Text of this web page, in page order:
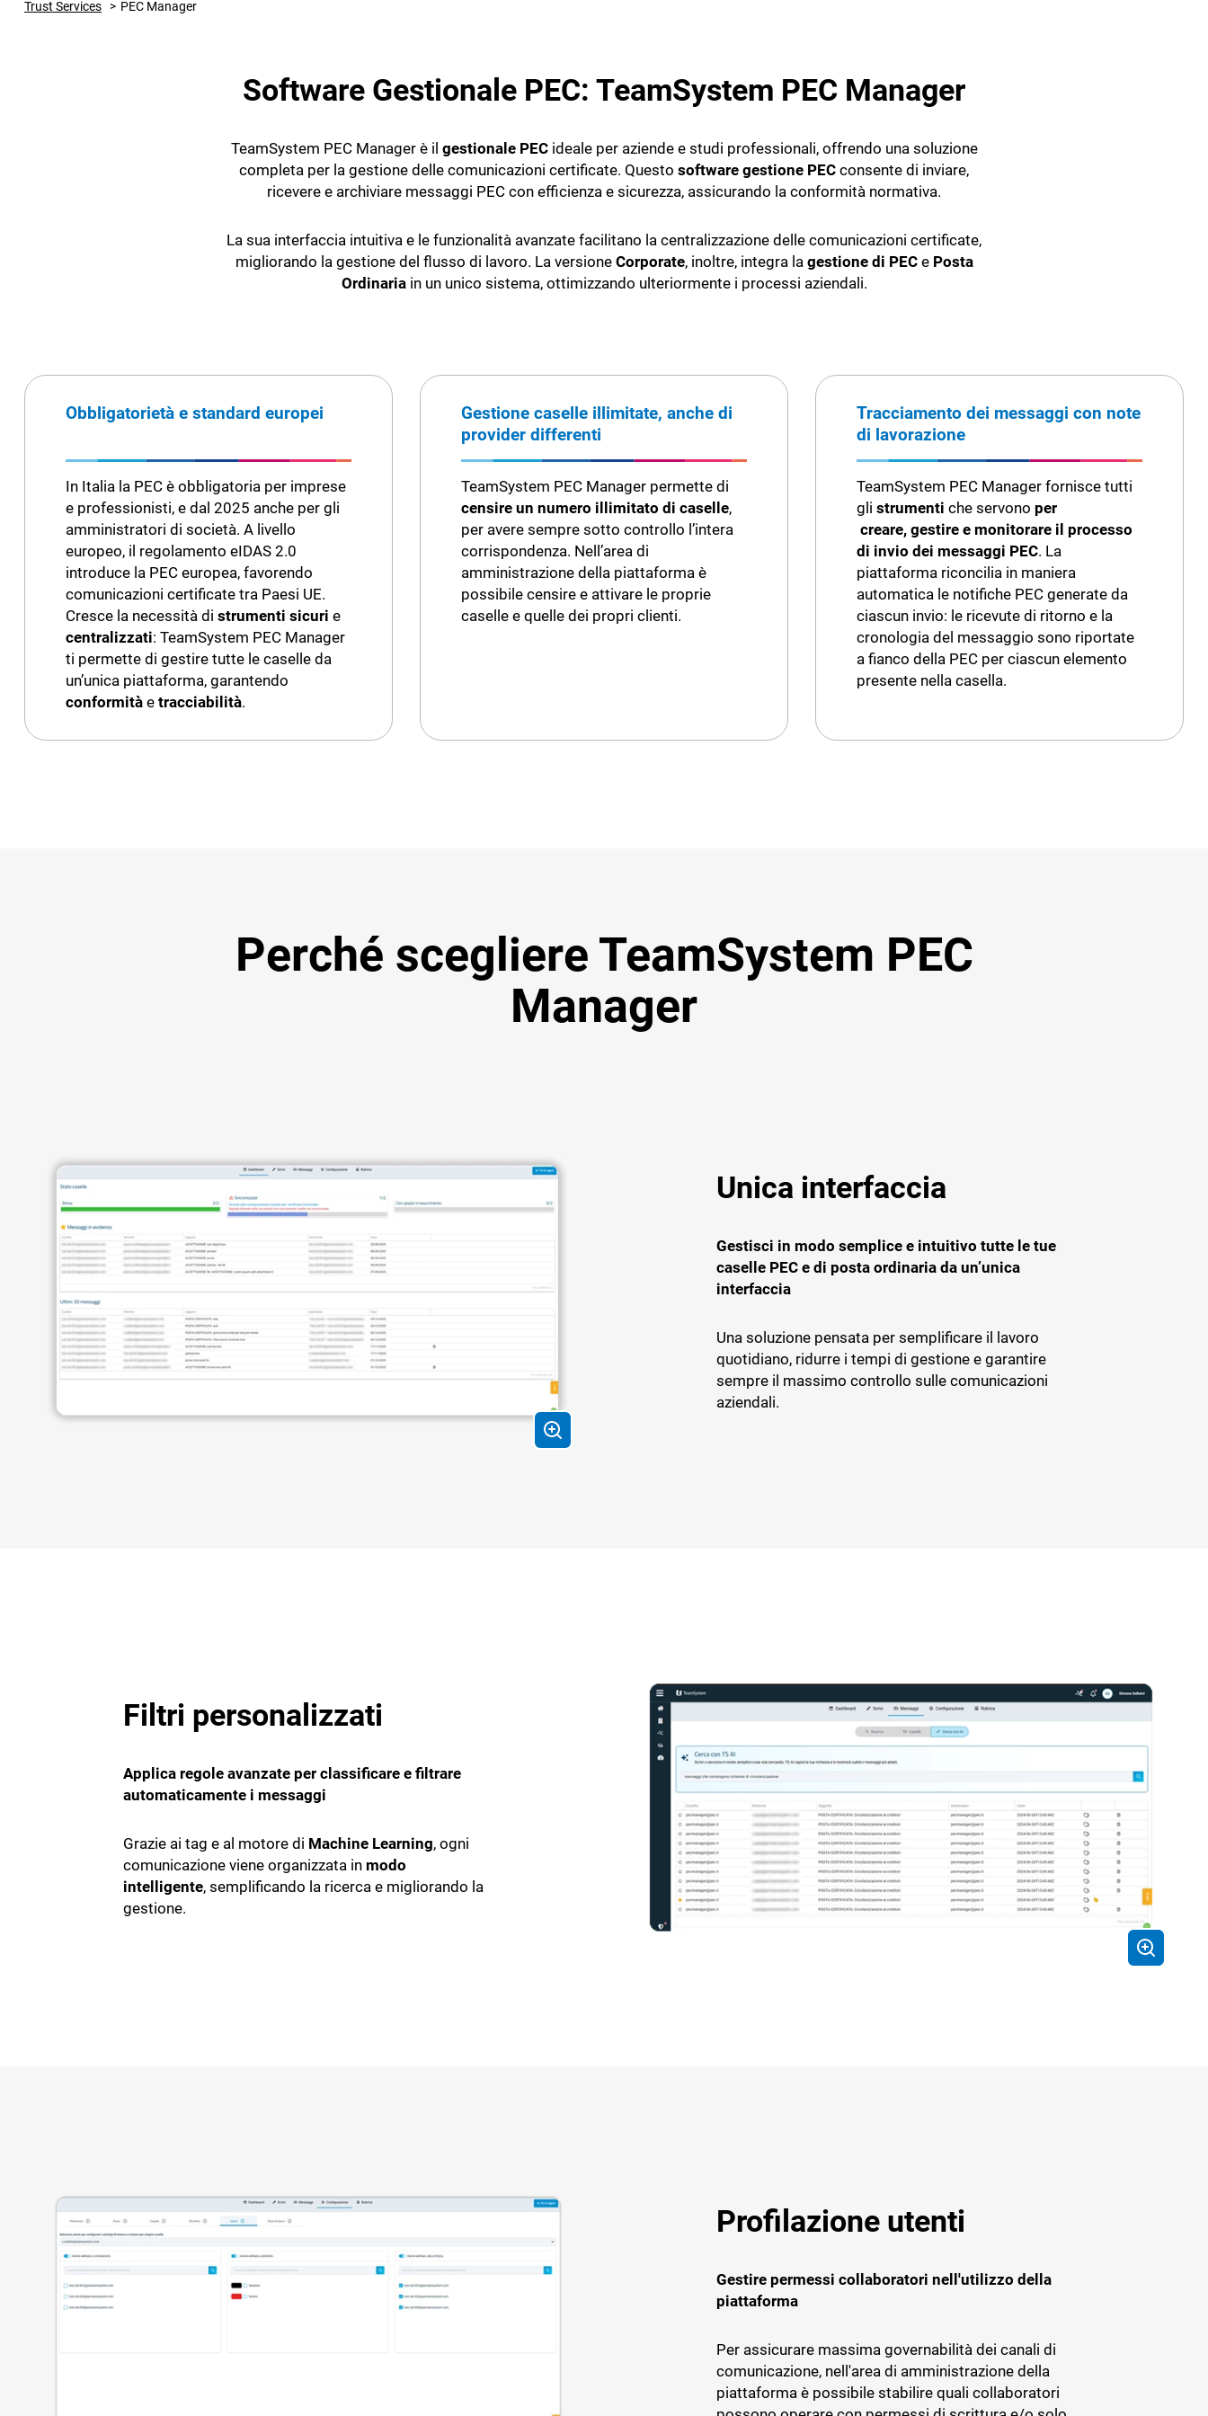
Trust Services PEC Manager
Software Gestionale PEC: TeamSystem PEC Manager
TeamSystem PEC Manager è il gestionale PECideale per aziende e studi professionali, offrendo una soluzione
completa per la gestione delle comunicazioni certificate. Questo software gestione PEC consente di inviare,
ricevere e archiviare messaggi PEC con efficienza e sicurezza, assicurando la conformità normativa.
La sua interfaccia intuitiva e le funzionalità avanzate facilitano la centralizzazione delle comunicazioni certificate,
migliorando la gestione del flusso di lavoro. La versioneCorporate, inoltre, integra la gestione di PECe Posta
Ordinariain un unico sistema, ottimizzando ulteriormente i processi aziendali.
Obbligatorietà e standard europei
In Italia la PEC è obbligatoria per imprese
e professionisti, e dal 2025 anche per gli
amministratori di società. A livello
europeo, il regolamento eIDAS 2.0
introduce la PEC europea, favorendo
comunicazioni certificate tra Paesi UE.
Cresce la necessità di strumenti sicuri e
centralizzati: TeamSystem PEC Manager
ti permette di gestire tutte le caselle da
un’unica piattaforma, garantendo
conformità e tracciabilità.
Gestione caselle illimitate, anche di
provider differenti
TeamSystem PEC Manager permette di
censire un numero illimitato di caselle,
per avere sempre sotto controllo l’intera
corrispondenza. Nell’area di
amministrazione della piattaforma è
possibile censire e attivare le proprie
caselle e quelle dei propri clienti.
Tracciamento dei messaggi con note
di lavorazione
TeamSystem PEC Manager fornisce tutti
gli strumenti che servono per
creare, gestire e monitorare il processo
di invio dei messaggi PEC. La
piattaforma riconcilia in maniera
automatica le notifiche PEC generate da
ciascun invio: le ricevute di ritorno e la
cronologia del messaggio sono riportate
a fianco della PEC per ciascun elemento
presente nella casella.
Perché scegliere TeamSystem PEC
Manager
Unica interfaccia
Gestisci in modo semplice e intuitivo tutte le tue
caselle PEC e di posta ordinaria da un’unica
interfaccia
Una soluzione pensata per semplificare il lavoro
quotidiano, ridurre i tempi di gestione e garantire
sempre il massimo controllo sulle comunicazioni
aziendali.
Filtri personalizzati
Applica regole avanzate per classificare e filtrare
automaticamente i messaggi
Grazie ai tag e al motore di Machine Learning, ogni
comunicazione viene organizzata in modo
intelligente, semplificando la ricerca e migliorando la
gestione.
Profilazione utenti
Gestire permessi collaboratori nell'utilizzo della
piattaforma
Per assicurare massima governabilità dei canali di
comunicazione, nell'area di amministrazione della
piattaforma è possibile stabilire quali collaboratori